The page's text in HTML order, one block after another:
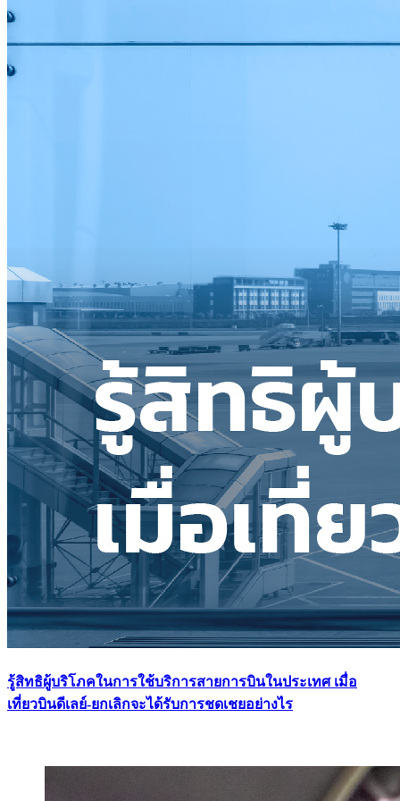
รู้สิทธิผู้บริโภคในการใช้บริการสายการบินในประเทศ เมื่อ
เที่ยวบินดีเลย์-ยกเลิกจะได้รับการชดเชยอย่างไร